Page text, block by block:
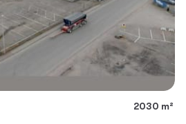
2030 m²